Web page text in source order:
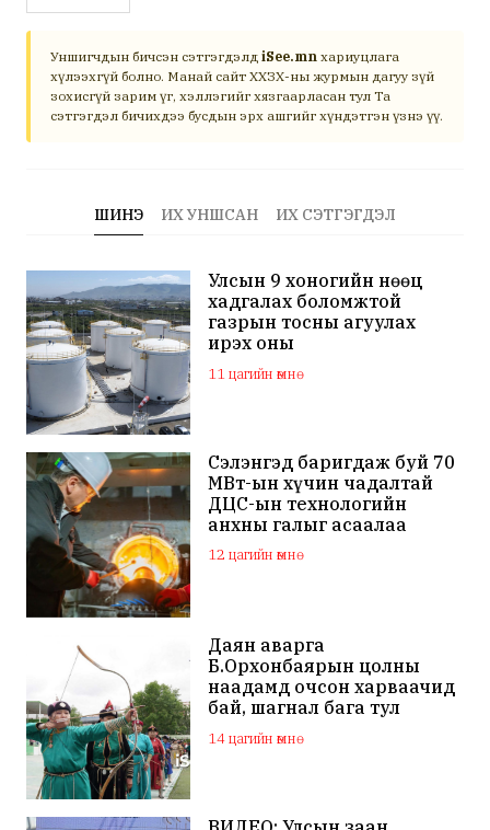
Уншигчдын бичсэн сэтгэгдэлд iSee.mn хариуцлага
хүлээхгүй болно. Манай сайт ХХЗХ-ны журмын дагуу зүй
зохисгүй зарим үг, хэллэгийг хязгаарласан тул Та
сэтгэгдэл бичихдээ бусдын эрх ашгийг хүндэтгэн үзнэ үү.
ШИНЭ ИХ УНШСАН ИХ СЭТГЭГДЭЛ
Улсын 9 хоногийн нөөц
хадгалах боломжтой
газрын тосны агуулах
ирэх оны
арванхоёрдугаар сар
ашиглалтад орно
11 цагийн өмнө
Сэлэнгэд баригдаж буй 70
МВт-ын хүчин чадалтай
ДЦС-ын технологийн
анхны галыг асаалаа
12 цагийн өмнө
Даян аварга
Б.Орхонбаярын цолны
наадамд очсон харваачид
бай, шагнал бага тул
наадамд оролцохгүй
гэдгээ мэдэгдлээ
14 цагийн өмнө